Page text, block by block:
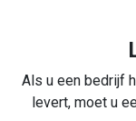
Als u een bedrijf
levert, moet u